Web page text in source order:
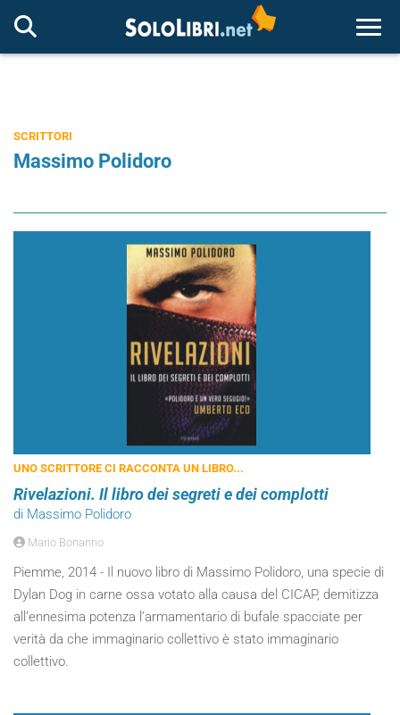
SCRITTORI
Massimo Polidoro
UNO SCRITTORE CI RACCONTA UN LIBRO...
Rivelazioni. Il libro dei segreti e dei complotti
di Massimo Polidoro
Mario Bonanno
Piemme, 2014 - Il nuovo libro di Massimo Polidoro, una specie di
Dylan Dog in carne ossa votato alla causa del CICAP, demitizza
all’ennesima potenza l’armamentario di bufale spacciate per
verità da che immaginario collettivo è stato immaginario
collettivo.